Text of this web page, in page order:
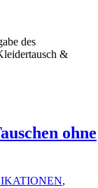
des
&
ohne
,